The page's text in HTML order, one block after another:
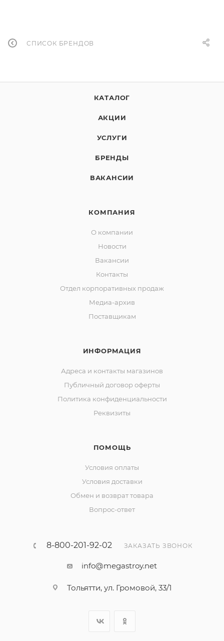
СПИСОК БРЕНДОВ
КАТАЛОГ
АКЦИИ
УСЛУГИ
БРЕНДЫ
ВАКАНСИИ
КОМПАНИЯ
О компании
Новости
Вакансии
Контакты
Отдел корпоративных продаж
Медиа-архив
Поставщикам
ИНФОРМАЦИЯ
Адреса и контакты магазинов
Публичный договор оферты
Политика конфиденциальности
Реквизиты
ПОМОЩЬ
Условия оплаты
Условия доставки
Обмен и возврат товара
Вопрос-ответ
8-800-201-92-02 ЗАКАЗАТЬ ЗВОНОК
info@megastroy.net
Тольятти, ул. Громовой, 33/1